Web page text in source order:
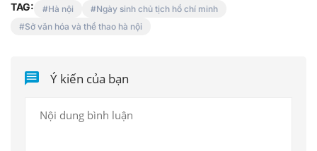
TAG: Hà nội
Ngày sinh chủ tịch hồ chí minh
Sở văn hóa và thể thao hà nội
Ý kiến của bạn